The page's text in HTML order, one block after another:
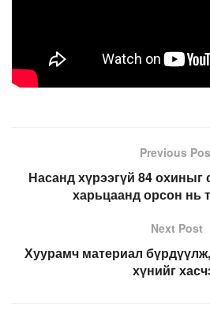
Previous
Насанд хүрээгүй 84 охиныг
харьцаанд орсон нь
Next Post
Хуурамч материал
хүнийг